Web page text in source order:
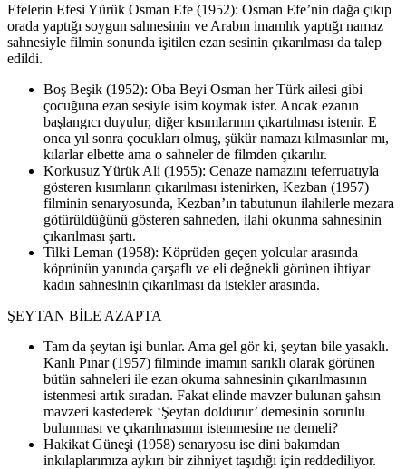
Efelerin Efesi Yürük Osman Efe (1952): Osman Efe’nin dağa çıkıp
orada yaptığı soygun sahnesinin ve Arabın imamlık yaptığı namaz
sahnesiyle filmin sonunda işitilen ezan sesinin çıkarılması da talep
edildi.
Boş Beşik (1952): Oba Beyi Osman her Türk ailesi gibi
çocuğuna ezan sesiyle isim koymak ister. Ancak ezanın
başlangıcı duyulur, diğer kısımlarının çıkartılması istenir. E
onca yıl sonra çocukları olmuş, şükür namazı kılmasınlar mı,
kılarlar elbette ama o sahneler de filmden çıkarılır.
Korkusuz Yürük Ali (1955): Cenaze namazını teferruatıyla
gösteren kısımların çıkarılması istenirken, Kezban (1957)
filminin senaryosunda, Kezban’ın tabutunun ilahilerle mezara
götürüldüğünü gösteren sahneden, ilahi okunma sahnesinin
çıkarılması şartı.
Tilki Leman (1958): Köprüden geçen yolcular arasında
köprünün yanında çarşaflı ve eli değnekli görünen ihtiyar
kadın sahnesinin çıkarılması da istekler arasında.
ŞEYTAN BİLE AZAPTA
Tam da şeytan işi bunlar. Ama gel gör ki, şeytan bile yasaklı.
Kanlı Pınar (1957) filminde imamın sarıklı olarak görünen
bütün sahneleri ile ezan okuma sahnesinin çıkarılmasının
istenmesi artık sıradan. Fakat elinde mavzer bulunan şahsın
mavzeri kastederek ‘Şeytan doldurur’ demesinin sorunlu
bulunması ve çıkarılmasının istenmesine ne demeli?
Hakikat Güneşi (1958) senaryosu ise dini bakımdan
inkılaplarımıza aykırı bir zihniyet taşıdığı için reddediliyor.